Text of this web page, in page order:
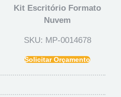
Kit Escritório Formato
Nuvem
SKU: MP-0014678
Solicitar Orçamento